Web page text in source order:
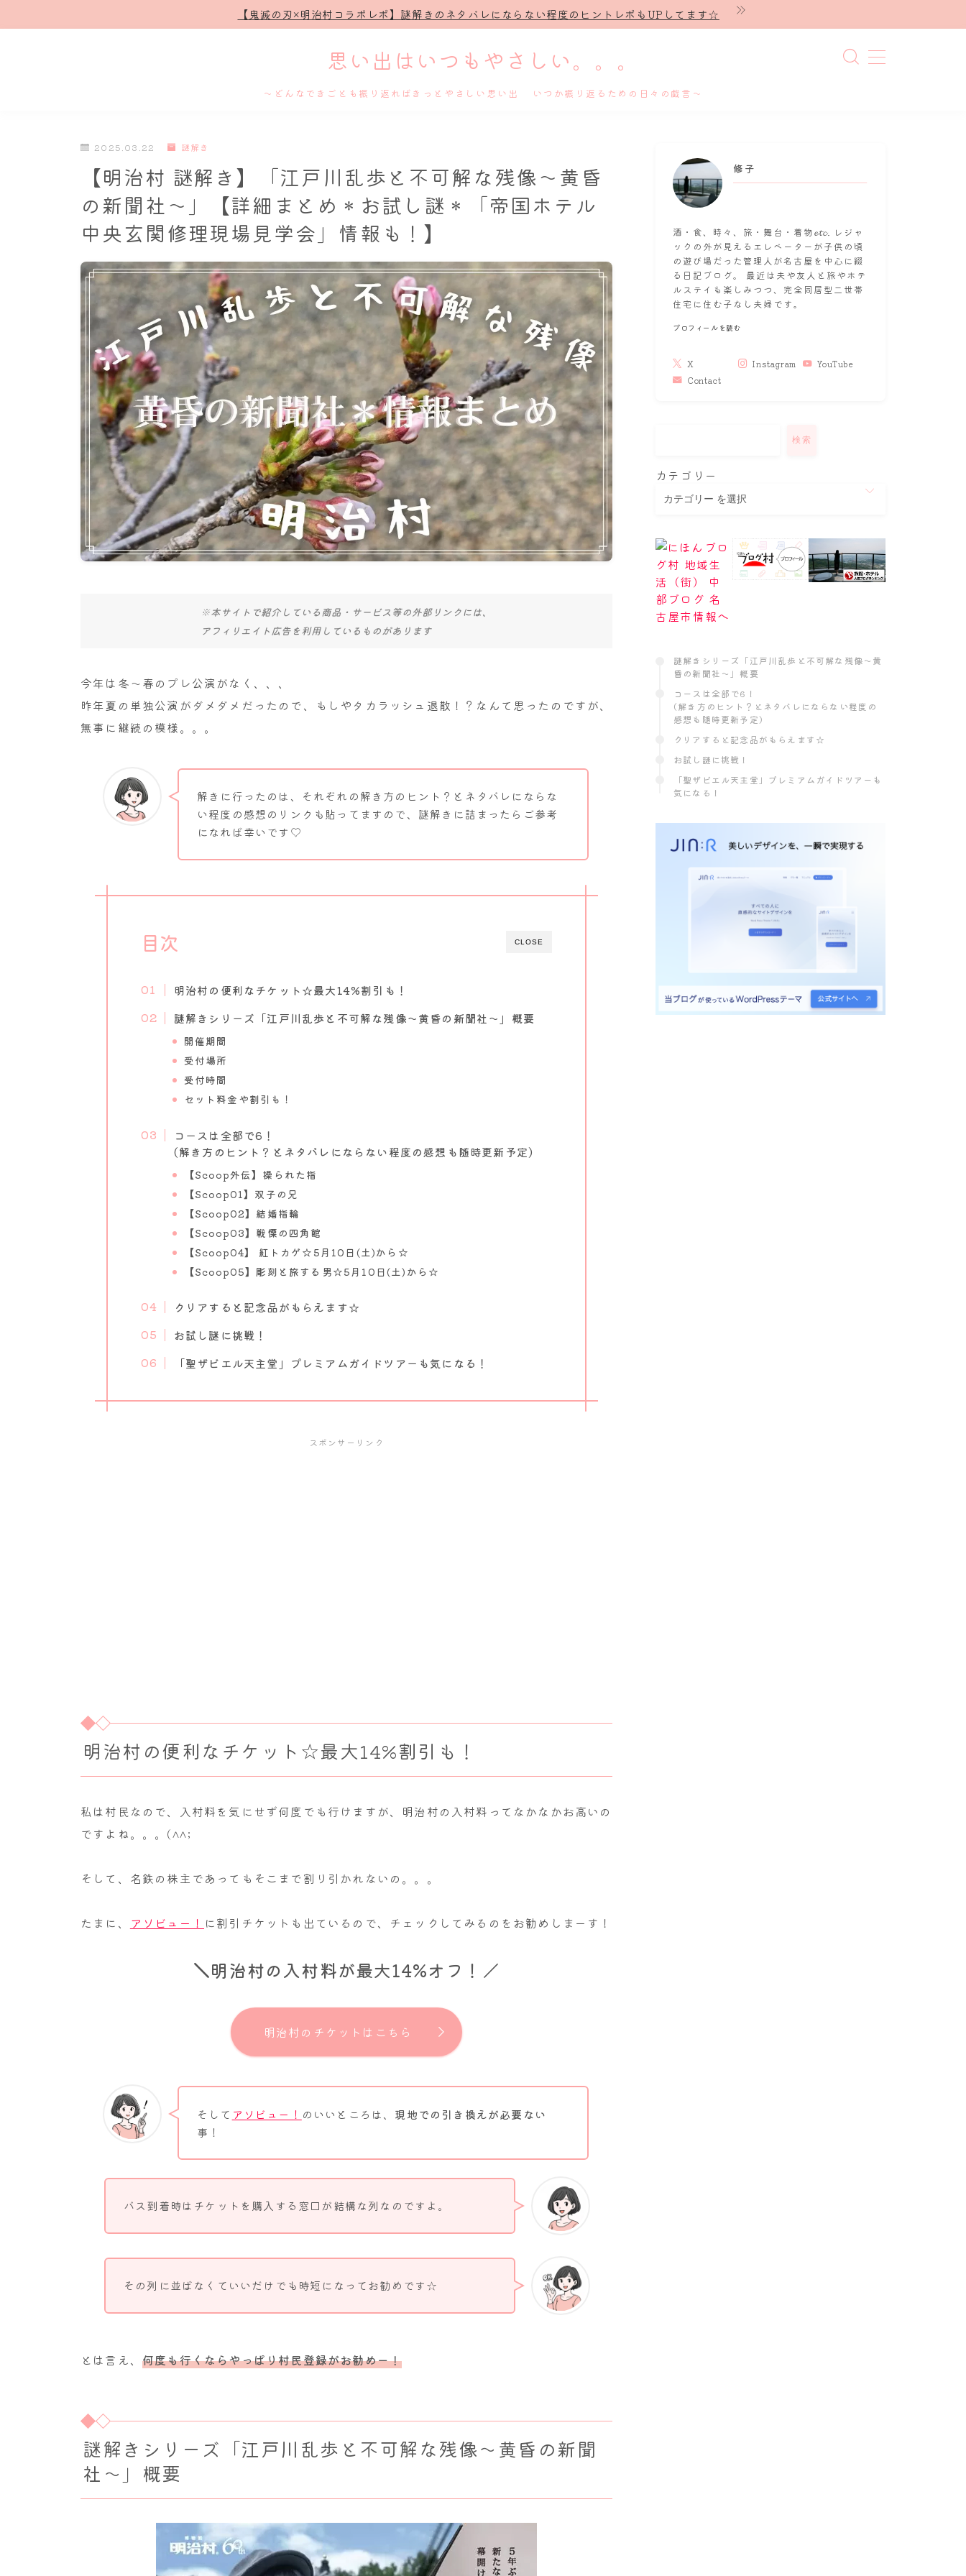
【鬼滅の刃×明治村コラボレポ】謎解きのネタバレにならない程度のヒントレポもUPしてます☆
思い出はいつもやさしい。。。
～どんなできごとも振り返ればきっとやさしい思い出 いつか振り返るための日々の戯言～
プロフィール
謎解き
ホテル滞在記
舞台・ライブ
名古屋
ナナちゃん人形
2025.03.22 謎解き
【明治村 謎解き】「江戸川乱歩と不可解な残像～黄昏
の新聞社〜」【詳細まとめ＊お試し謎＊「帝国ホテル
中央玄関修理現場見学会」情報も！】
※本サイトで紹介している商品・サービス等の外部リンクには、
アフィリエイト広告を利用しているものがあります
今年は冬～春のプレ公演がなく、、、
昨年夏の単独公演がダメダメだったので、もしやタカラッシュ退散！？なんて思ったのですが、
無事に継続の模様。。。
解きに行ったのは、それぞれの解き方のヒント？とネタバレにならな
い程度の感想のリンクも貼ってますので、謎解きに詰まったらご参考
になれば幸いです♡
CLOSE
目次
明治村の便利なチケット☆最大14%割引も！
謎解きシリーズ「江戸川乱歩と不可解な残像～黄昏の新聞社〜」概要
開催期間
受付場所
受付時間
セット料金や割引も！
コースは全部で6！
(解き方のヒント？とネタバレにならない程度の感想も随時更新予定)
【Scoop外伝】操られた指
【Scoop01】双子の兄
【Scoop02】結婚指輪
【Scoop03】戦慄の四角館
【Scoop04】 紅トカゲ☆5月10日(土)から☆
【Scoop05】彫刻と旅する男☆5月10日(土)から☆
クリアすると記念品がもらえます☆
お試し謎に挑戦！
「聖ザビエル天主堂」プレミアムガイドツアーも気になる！
スポンサーリンク
明治村の便利なチケット☆最大14%割引も！
私は村民なので、入村料を気にせず何度でも行けますが、明治村の入村料ってなかなかお高いの
ですよね。。。(^^;
そして、名鉄の株主であってもそこまで割り引かれないの。。。
たまに、 アソビュー！ に割引チケットも出ているので、チェックしてみるのをお勧めしまーす！
＼明治村の入村料が最大14%オフ！ ／
明治村のチケットはこちら
そして アソビュー！ のいいところは、 現地での引き換えが必要ない
事！
バス到着時はチケットを購入する窓口が結構な列なのですよ。
その列に並ばなくていいだけでも時短になってお勧めです☆
とは言え、 何度も行くならやっぱり村民登録がお勧めー！
謎解きシリーズ「江戸川乱歩と不可解な残像～黄昏の新聞
社〜」概要
修子
酒・食、時々、旅・舞台・着物𝓮𝓽𝓬. レジャ
ックの外が見えるエレベーターが子供の頃
の遊び場だった管理人が名古屋を中心に綴
る日記ブログ。 最近は夫や友人と旅やホテ
ルステイも楽しみつつ、完全同居型二世帯
住宅に住む子なし夫婦です。
プロフィールを読む
X Instagram
YouTube
Contact
検索
カテゴリー
謎解きシリーズ「江戸川乱歩と不可解な残像～黄
昏の新聞社〜」概要
コースは全部で6！
(解き方のヒント？とネタバレにならない程度の
感想も随時更新予定)
クリアすると記念品がもらえます☆
お試し謎に挑戦！
「聖ザビエル天主堂」プレミアムガイドツアーも
気になる！